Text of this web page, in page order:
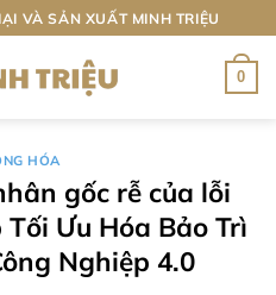
VÀ SẢN XUẤT MINH TRIỆU
0
HÓA
gốc rễ của lỗi
Ưu Hóa Bảo Trì
Nghiệp 4.0